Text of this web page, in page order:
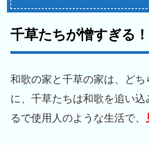
千草たちが憎すぎる！
和歌の家と千草の家は、ど
に、千草たちは和歌を追い
るで使用人のような生活で、